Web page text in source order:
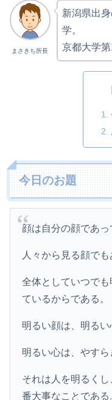
まさきち所長
新潟県出
学。
京都大学
今日のお題
顔は自分の顔であっ
人々から見る顔でも
全体としていつで
ているからである。
明るい顔は、明るい
明るい心は、やすら
それは人を明るく
番大事なことである